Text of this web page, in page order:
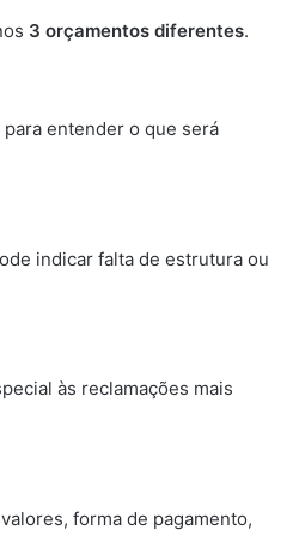
3 orçamentos diferentes.
entender o que será
indicar falta de estrutura ou
às reclamações mais
forma de pagamento,